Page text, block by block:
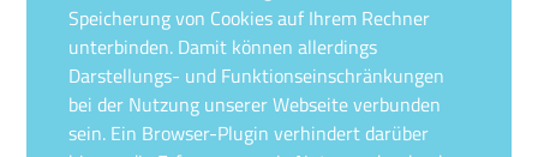
Speicherung von Cookies auf Ihrem Rechner
unterbinden. Damit können allerdings
Darstellungs- und Funktionseinschränkungen
bei der Nutzung unserer Webseite verbunden
sein. Ein Browser-Plugin verhindert darüber